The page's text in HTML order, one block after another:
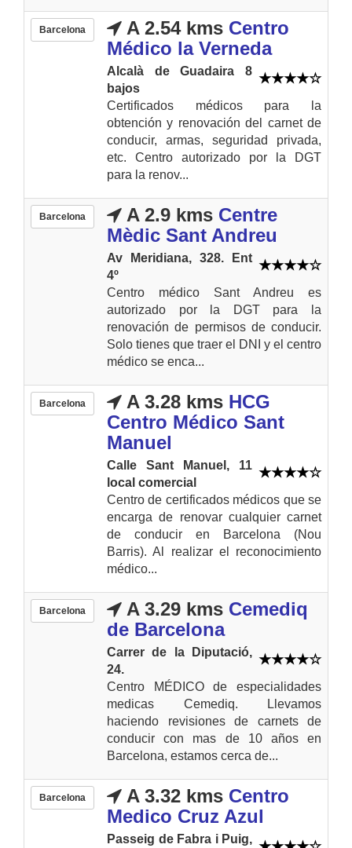
Barcelona A 2.54 kms Centro
Médico la Verneda
Alcalà de Guadaira 8
bajos
Certificados médicos para la
obtención y renovación del carnet de
conducir, armas, seguridad privada,
etc. Centro autorizado por la DGT
para la renov...
Barcelona A 2.9 kms Centre
Mèdic Sant Andreu
Av Meridiana, 328. Ent
4º
Centro médico Sant Andreu es
autorizado por la DGT para la
renovación de permisos de conducir.
Solo tienes que traer el DNI y el centro
médico se enca...
Barcelona A 3.28 kms HCG
Centro Médico Sant
Manuel
Calle Sant Manuel, 11
local comercial
Centro de certificados médicos que se
encarga de renovar cualquier carnet
de conducir en Barcelona (Nou
Barris). Al realizar el reconocimiento
médico...
Barcelona A 3.29 kms Cemediq
de Barcelona
Carrer de la Diputació,
24.
Centro MÉDICO de especialidades
medicas Cemediq. Llevamos
haciendo revisiones de carnets de
conducir con mas de 10 años en
Barcelona, estamos cerca de...
Barcelona A 3.32 kms Centro
Medico Cruz Azul
Passeig de Fabra i Puig,